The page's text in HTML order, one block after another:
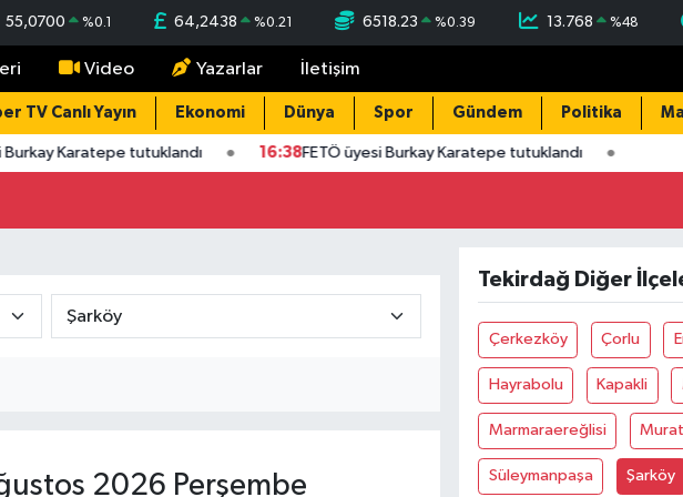
55,0700 %0.1 64,2438 %0.21 6518.23 %0.39 13.768 %48
Video Yazarlar İletişim
TV Canlı Yayın Ekonomi Dünya Spor Gündem Politika
Burkay Karatepe tutuklandı 16:38FETÖ üyesi Burkay Karatepe tutuklandı
2026 Perşembe
Tekirdağ Diğer
Çerkezköy Çorlu
Hayrabolu Kapakli
Marmaraereğlisi
Süleymanpaşa Şarköy